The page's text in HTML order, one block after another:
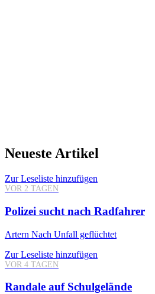
Neueste Artikel
Zur Leseliste hinzufügen
VOR 2 TAGEN
Polizei sucht nach Radfahrer
Artern Nach Unfall geflüchtet
Zur Leseliste hinzufügen
VOR 4 TAGEN
Randale auf Schulgelände